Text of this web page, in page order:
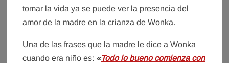
tomar la vida ya se puede ver la presencia del
amor de la madre en la crianza de Wonka.
Una de las frases que la madre le dice a Wonka
cuando era niño es: «Todo lo bueno comienza con